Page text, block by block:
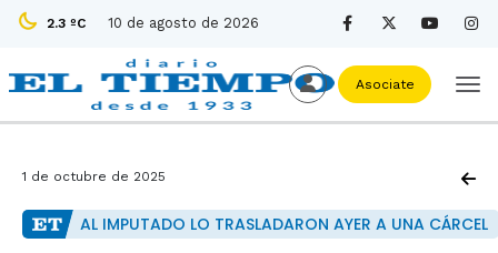
2.3 ºC 10 de agosto de 2026
Asociate
1 de octubre de 2025
AL IMPUTADO LO TRASLADARON AYER A UNA CÁRCEL